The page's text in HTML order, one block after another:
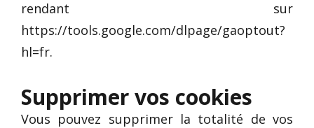
rendant sur
https://tools.google.com/dlpage/gaoptout?
hl=fr.
Supprimer vos cookies
Vous pouvez supprimer la totalité de vos